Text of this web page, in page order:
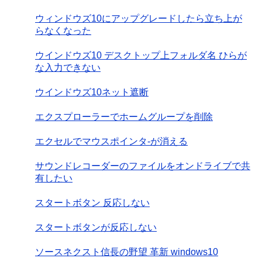
ウィンドウズ10にアップグレードしたら立ち上が
らなくなった
ウインドウズ10 デスクトップ上フォルダ名 ひらが
な入力できない
ウインドウズ10ネット遮断
エクスプローラーでホームグループを削除
エクセルでマウスポインタ-が消える
サウンドレコーダーのファイルをオンドライブで共
有したい
スタートボタン 反応しない
スタートボタンが反応しない
ソースネクスト信長の野望 革新 windows10